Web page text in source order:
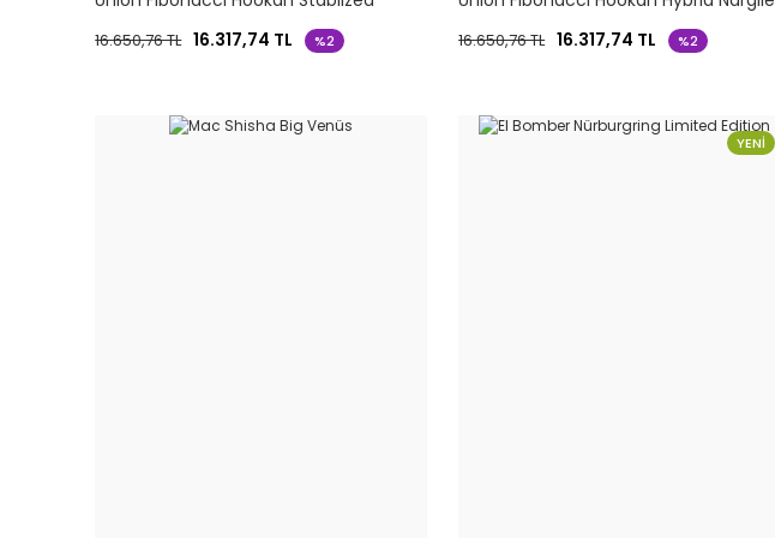
16.650,76 TL 16.317,74 TL %2 16.650,76 TL 16.317,74 TL %2
YENİ